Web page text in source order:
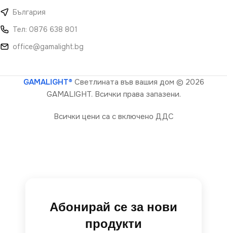
България
Тел: 0876 638 801
office@gamalight.bg
GAMALIGHT® Светлината във вашия дом © 2026
GAMALIGHT. Всички права запазени.
Всички цени са с включено ДДС
Абонирай се за нови
продукти